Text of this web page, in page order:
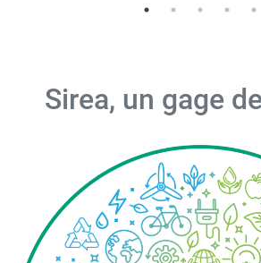
Sirea, un gage